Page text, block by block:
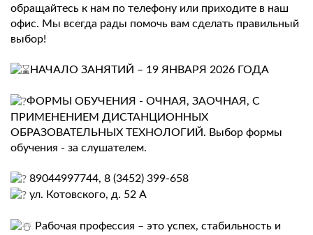
обращайтесь к нам по телефону или приходите в наш
офис. Мы всегда рады помочь вам сделать правильный
выбор!
НАЧАЛО ЗАНЯТИЙ – 19 ЯНВАРЯ 2026 ГОДА
ФОРМЫ ОБУЧЕНИЯ - ОЧНАЯ, ЗАОЧНАЯ, С
ПРИМЕНЕНИЕМ ДИСТАНЦИОННЫХ
ОБРАЗОВАТЕЛЬНЫХ ТЕХНОЛОГИЙ. Выбор формы
обучения - за слушателем.
89044997744, 8 (3452) 399-658
ул. Котовского, д. 52 А
Рабочая профессия – это успех, стабильность и